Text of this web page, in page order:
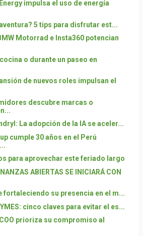
impulsa el uso de energía
5 tips para disfrutar est...
Motorrad e Insta360 potencian
o durante un paseo en
de nuevos roles impulsan el
descubre marcas o
La adopción de la IA se aceler...
cumple 30 años en el Perú
para aprovechar este feriado largo
ABIERTAS SE INICIARÁ CON
fortaleciendo su presencia en el m...
cinco claves para evitar el es...
prioriza su compromiso al